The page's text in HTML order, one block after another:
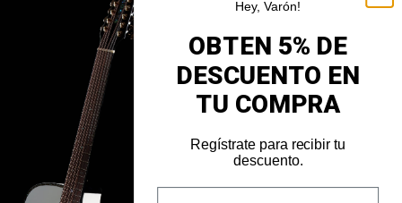
Hey, Varón!
OBTEN 5% DE
DESCUENTO EN
TU COMPRA
Regístrate para recibir tu
descuento.